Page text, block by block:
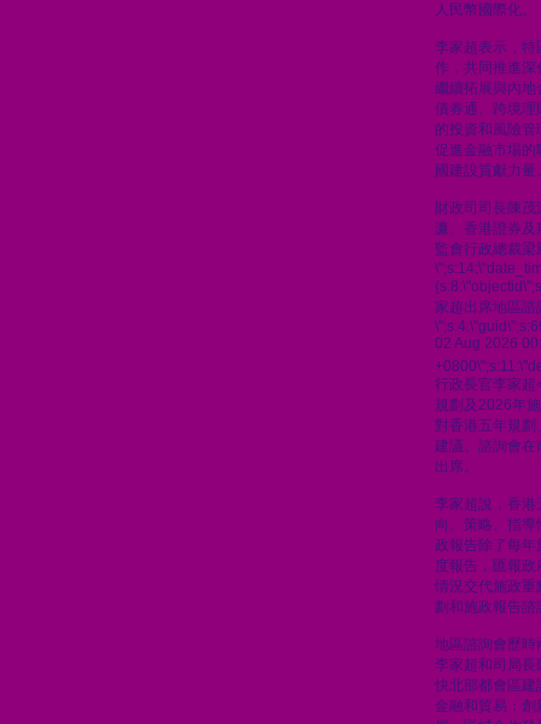
人民幣國際化。
李家超表示，特
作，共同推進深
繼續拓展與內地
債券通、跨境理
的投資和風險
促進金融市場的
國建設貢獻力量
財政司司長陳
濂、香港證券及
監會行政總裁
家超出席地區諮
02 Aug 2026
行政長官李家超
規劃及2026年
對香港五年規劃
建議。諮詢會
出席。
李家超說，香港
向、策略、指
政報告除了每年
度報告，匯報
情況交代施政重
劃和施政報告諮
地區諮詢會歷時
李家超和司局長
快北部都會區建
金融和貿易；創